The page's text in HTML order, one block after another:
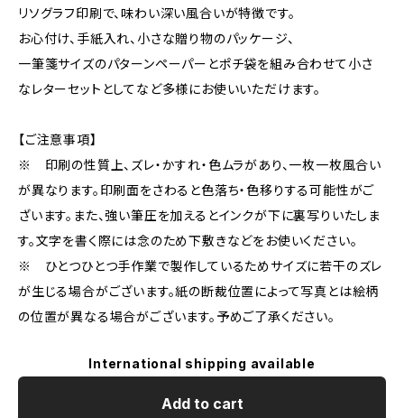
リソグラフ印刷で、味わい深い風合いが特徴です。
お心付け、手紙入れ、小さな贈り物のパッケージ、
一筆箋サイズのパターンペーパーとポチ袋を組み合わせて小さ
なレターセットとしてなど多様にお使いいただけます。
【ご注意事項】
※ 印刷の性質上、ズレ・かすれ・色ムラがあり、一枚一枚風合い
が異なります。印刷面をさわると色落ち・色移りする可能性がご
ざいます。また、強い筆圧を加えるとインクが下に裏写りいたしま
す。文字を書く際には念のため下敷きなどをお使いください。
※ ひとつひとつ手作業で製作しているためサイズに若干のズレ
が生じる場合がございます。紙の断裁位置によって写真とは絵柄
の位置が異なる場合がございます。予めご了承ください。
International shipping available
Add to cart